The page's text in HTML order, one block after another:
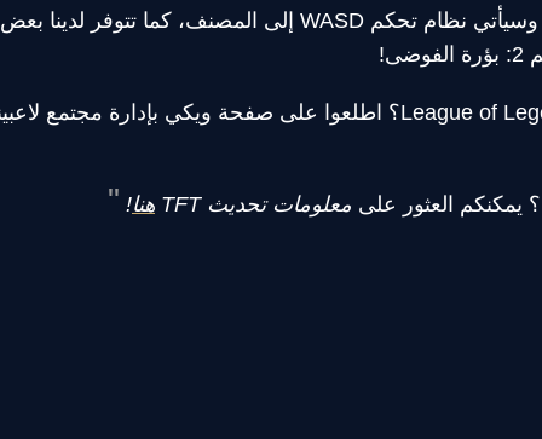
التعديلات وإصلاحات العيوب في آرام: الفوضى، وسيأتي نظام تحكم WASD إلى المصنف، كما تتوفر لدينا بعض
يمكنكم العثور على معلومات تحديث TFT هنا!